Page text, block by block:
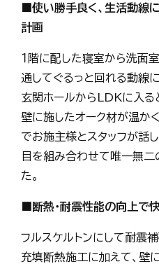
使い勝手良く、生活動線
計画
１階に配した寝室から洗面
通してぐるっと回れる動線に
玄関ホールからLDKに入る
壁に施したオーク材が温か
でお施主様とスタッフが話
目を組み合わせて唯一無二
た。
断熱・耐震性能の向上で
フルスケルトンにして耐震補
充填断熱施工に加えて、壁